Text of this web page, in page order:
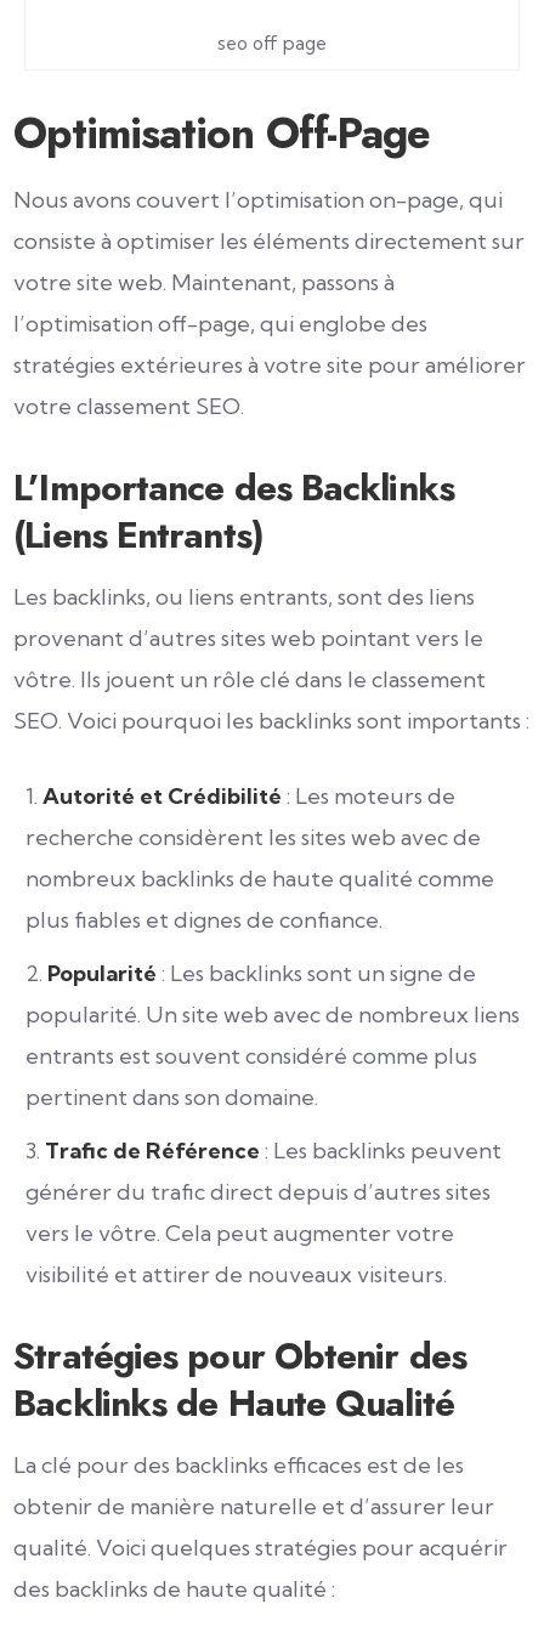
seo off page
Optimisation Off-Page
Nous avons couvert l’optimisation on-page, qui
consiste à optimiser les éléments directement sur
votre site web. Maintenant, passons à
l’optimisation off-page, qui englobe des
stratégies extérieures à votre site pour améliorer
votre classement SEO.
L’Importance des Backlinks
(Liens Entrants)
Les backlinks, ou liens entrants, sont des liens
provenant d’autres sites web pointant vers le
vôtre. Ils jouent un rôle clé dans le classement
SEO. Voici pourquoi les backlinks sont importants :
Autorité et Crédibilité : Les moteurs de
recherche considèrent les sites web avec de
nombreux backlinks de haute qualité comme
plus fiables et dignes de confiance.
Popularité : Les backlinks sont un signe de
popularité. Un site web avec de nombreux liens
entrants est souvent considéré comme plus
pertinent dans son domaine.
Trafic de Référence : Les backlinks peuvent
générer du trafic direct depuis d’autres sites
vers le vôtre. Cela peut augmenter votre
visibilité et attirer de nouveaux visiteurs.
Stratégies pour Obtenir des
Backlinks de Haute Qualité
La clé pour des backlinks efficaces est de les
obtenir de manière naturelle et d’assurer leur
qualité. Voici quelques stratégies pour acquérir
des backlinks de haute qualité :